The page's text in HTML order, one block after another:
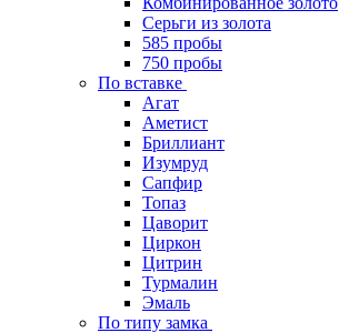
Серьги из золота
585 пробы
750 пробы
По вставке
Агат
Аметист
Бриллиант
Изумруд
Сапфир
Топаз
Цаворит
Циркон
Цитрин
Турмалин
Эмаль
По типу замка